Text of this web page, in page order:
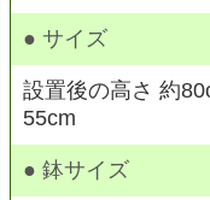
● サイズ
設置後の高さ 約
55cm
● 鉢サイズ